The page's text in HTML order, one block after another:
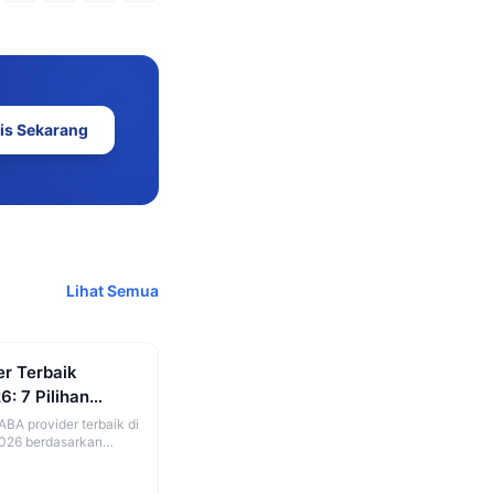
Sekarang
Lihat Semua
Terbaik
7 Pilihan
provider terbaik di
berdasarkan
jujur.